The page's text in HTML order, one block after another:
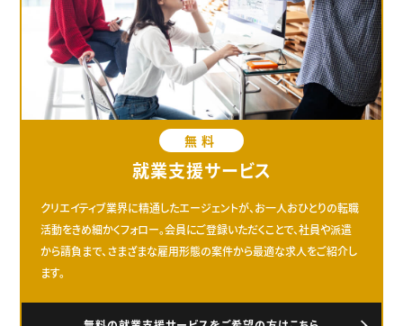
無料
就業支援サービス
クリエイティブ業界に精通したエージェントが、お一人おひとりの転職
活動をきめ細かくフォロー。会員にご登録いただくことで、社員や派遣
から請負まで、さまざまな雇用形態の案件から最適な求人をご紹介し
ます。